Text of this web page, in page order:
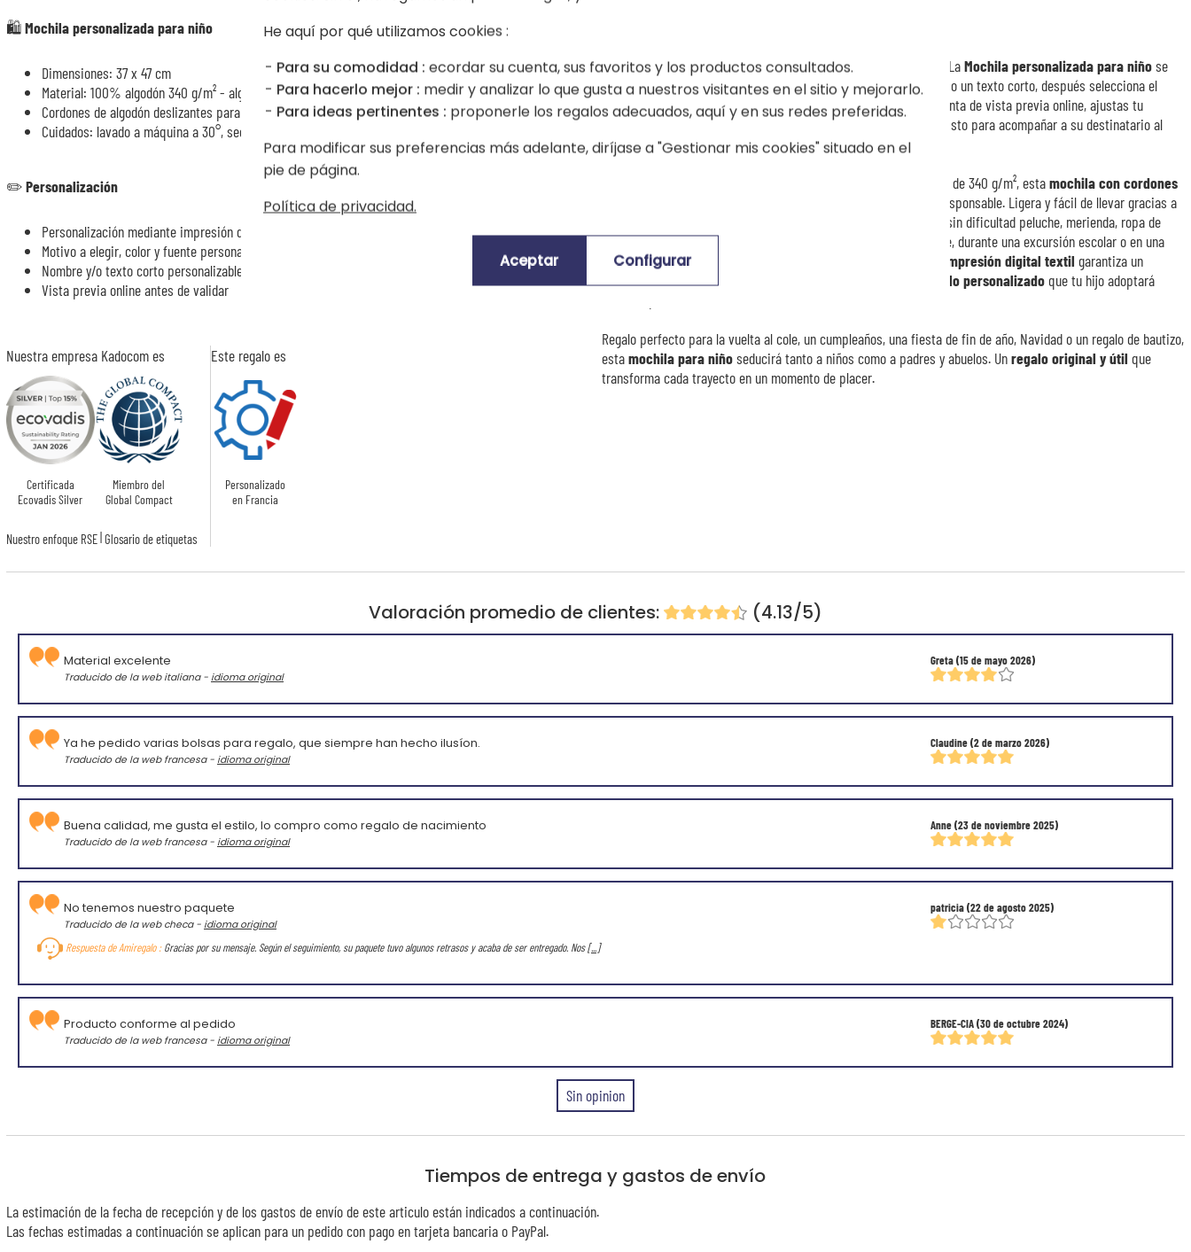
🛍️ Mochila personalizada para niño
Dimensiones: 37 x 47 cm
Material: 100% algodón 340 g/m² - algodón biológico certificado por Control Union
Cordones de algodón deslizantes para un transporte fácil
Cuidados: lavado a máquina a 30°, secadora no recomendada, lavar y planchar del revés
✏️ Personalización
Personalización mediante impresión digital textil
Motivo a elegir, color y fuente personalizables
Nombre y/o texto corto personalizables
Vista previa online antes de validar
Nuestra empresa Kadocom es
Certificada
Ecovadis Silver
Miembro del
Global Compact
Nuestro enfoque RSE|Glosario de etiquetas
Este regalo es
Personalizado
en Francia
Encontrar la mochila ideal para tu hijo nunca ha sido tan sencillo. LaMochila personalizada para niñose
compone a tu imagen: elige un motivo, añade el nombre de tu hijo o un texto corto, después selecciona el
color y la fuente que mejor le corresponden. Gracias a la herramienta de vista previa online, ajustas tu
creación en unos pocos clics antes de validarla. Un regalo único, listo para acompañar a su destinatario al
colegio con orgullo.
de 340 g/m², estamochila con cordones
conjuga robustez, suavidad y compromiso eco-responsable. Ligera y fácil de llevar gracias a
sus cordones deslizantes, este práctico formato gimnasio acoge sin dificultad peluche, merienda, ropa de
deporte, libro o cosas de piscina. Sigue a tu hijo al cole, al deporte, durante una excursión escolar o en una
escapada a casa de los abuelos. La
personalización mediante impresión digital textil garantiza un
acabado nítido y resistente a los lavados sucesivos, para un
regalo personalizadoque tu hijo adoptará
Regalo perfecto para la vuelta al cole, un cumpleaños, una fiesta de fin de año, Navidad o un regalo de bautizo,
estamochila para niñoseducirá tanto a niños como a padres y abuelos. Unregalo original y útil que
transforma cada trayecto en un momento de placer.
Valoración promedio de clientes: (4.13/5)
Greta(15 de mayo 2026)
Material excelente
Traducido de la web italiana - idioma original
Claudine(2 de marzo 2026)
Ya he pedido varias bolsas para regalo, que siempre han hecho ilusíon.
Traducido de la web francesa - idioma original
Anne(23 de noviembre 2025)
Buena calidad, me gusta el estilo, lo compro como regalo de nacimiento
Traducido de la web francesa - idioma original
patricia(22 de agosto 2025)
No tenemos nuestro paquete
Traducido de la web checa - idioma original
Respuesta de Amiregalo :Gracias por su mensaje. Según el seguimiento, su paquete tuvo algunos retrasos y acaba de ser entregado. Nos[...]
BERGE-CIA(30 de octubre 2024)
Producto conforme al pedido
Traducido de la web francesa - idioma original
Sin opinion
Tiempos de entrega y gastos de envío
La estimación de la fecha de recepción y de los gastos de envío de este articulo están indicados a continuación.
Las fechas estimadas a continuación se aplican para un pedido con pago en tarjeta bancaria o PayPal.
He aquí por qué utilizamos cookies :
Para su comodidad : ecordar su cuenta, sus favoritos y los productos consultados.
Para hacerlo mejor : medir y analizar lo que gusta a nuestros visitantes en el sitio y mejorarlo.
Para ideas pertinentes : proponerle los regalos adecuados, aquí y en sus redes preferidas.
Para modificar sus preferencias más adelante, diríjase a "Gestionar mis cookies" situado en el
pie de página.
Política de privacidad.
Aceptar Configurar